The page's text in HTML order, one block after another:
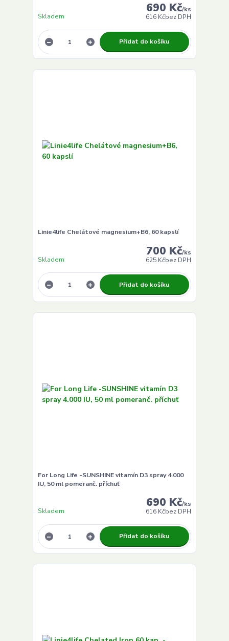
690 Kč/ks
616 Kčbez DPH
Skladem
Přidat do košíku
Linie4life Chelátové magnesium+B6, 60 kapslí
700 Kč/ks
625 Kčbez DPH
Skladem
Přidat do košíku
For Long Life -SUNSHINE vitamín D3 spray 4.000
IU, 50 ml pomeranč. příchuť
690 Kč/ks
616 Kčbez DPH
Skladem
Přidat do košíku